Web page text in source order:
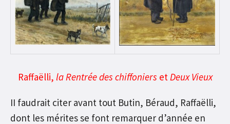
Raffaëlli, la Rentrée des chiffoniers etDeux Vieux
II faudrait citer avant tout Butin, Béraud, Raffaëlli,
dont les mérites se font remarquer d’année en